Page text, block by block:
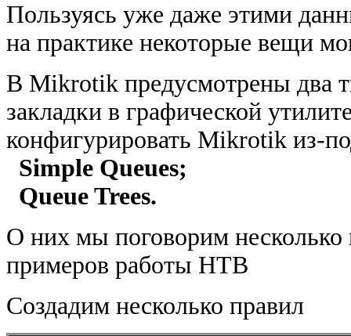
Пользуясь уже даже этими
на практике некоторые вещи
В Mikrotik предусмотрены два
закладки в графической
конфигурировать Mikrotik из-
Simple Queues;
Queue Trees.
О них мы поговорим несколько
примеров работы HTB
Создадим несколько правил